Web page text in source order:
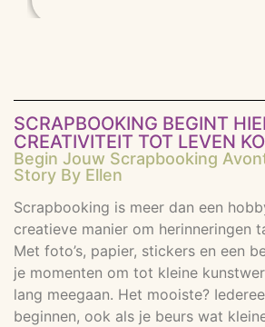
SCRAPBOOKING BEGINT
CREATIVITEIT TOT LEVEN
Begin Jouw Scrapbooking
Story By Ellen
Scrapbooking is meer dan een
creatieve manier om herinneringen
Met foto’s, papier, stickers en een
je momenten om tot kleine
lang meegaan. Het mooiste?
beginnen, ook als je beurs wat